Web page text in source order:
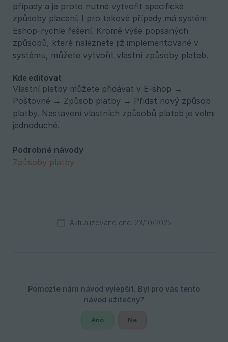
případy a je proto nutné vytvořit specifické
způsoby placení. I pro takové případy má systém
Eshop-rychle řešení. Kromě výše popsaných
způsobů, které naleznete již implementované v
systému, můžete vytvořit vlastní způsoby plateb.
Kde editovat
Vlastní platby můžete přidávat v E-shop →
Poštovné → Způsob platby → Přidat nový způsob
platby. Nastavení vlastních způsobů plateb je velmi
jednoduché.
Podrobné návody
Způsoby platby
Aktualizováno dne: 23/10/2025
Ano Ne